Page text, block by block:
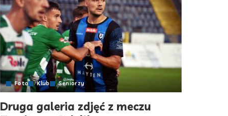
Foto Klub Seniorzy
Druga galeria zdjęć z meczu